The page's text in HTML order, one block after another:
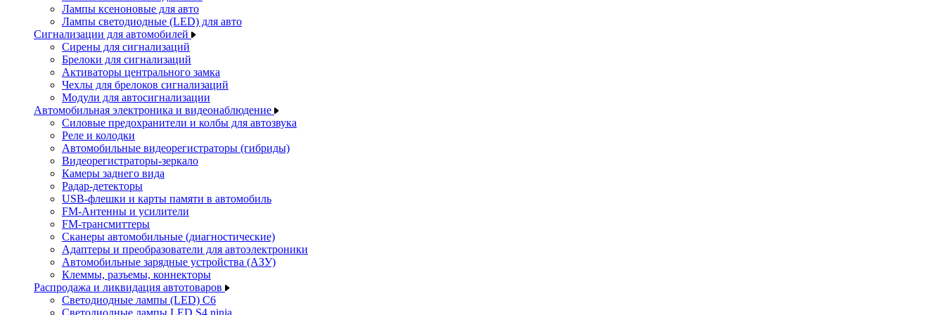
Лампы ксеноновые для авто
Лампы светодиодные (LED) для авто
Сигнализации для автомобилей
Сирены для сигнализаций
Брелоки для сигнализаций
Активаторы центрального замка
Чехлы для брелоков сигнализаций
Модули для автосигнализации
Автомобильная электроника и видеонаблюдение
Силовые предохранители и колбы для автозвука
Реле и колодки
Автомобильные видеорегистраторы (гибриды)
Видеорегистраторы-зеркало
Камеры заднего вида
Радар-детекторы
USB-флешки и карты памяти в автомобиль
FM-Антенны и усилители
FM-трансмиттеры
Сканеры автомобильные (диагностические)
Адаптеры и преобразователи для автоэлектроники
Автомобильные зарядные устройства (АЗУ)
Клеммы, разъемы, коннекторы
Распродажа и ликвидация автотоваров
Светодиодные лампы (LED) C6
Светодиодные лампы LED S4 ninja